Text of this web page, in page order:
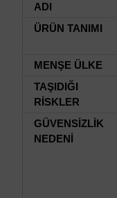
ADI
ÜRÜN TANIMI
MENŞE ÜLKE
TAŞIDIĞI
RİSKLER
GÜVENSİZLİK
NEDENİ